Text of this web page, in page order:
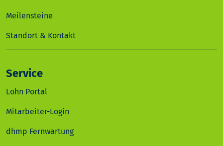
Meilensteine
Standort & Kontakt
Service
Lohn Portal
Mitarbeiter-Login
dhmp Fernwartung